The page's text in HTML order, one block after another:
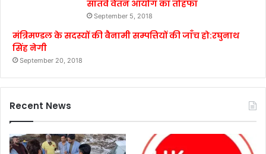
सातवें वेतन आयोग का तोहफा
September 5, 2018
मंत्रिमण्डल के सदस्यों की बैनामी सम्पत्तियों की जाँच हो:रघुनाथ
सिंह नेगी
September 20, 2018
Recent News